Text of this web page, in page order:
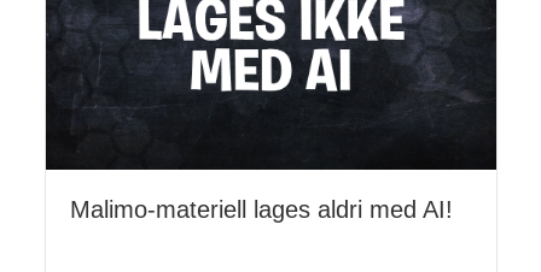
Malimo-materiell lages aldri med AI!